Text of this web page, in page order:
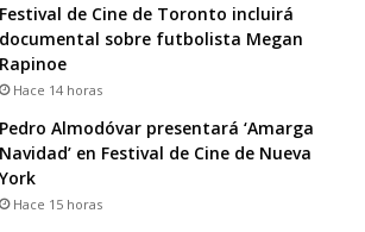
Festival de Cine de Toronto incluirá
documental sobre futbolista Megan
Rapinoe
Hace 14 horas
Pedro Almodóvar presentará ‘Amarga
Navidad’ en Festival de Cine de Nueva
York
Hace 15 horas